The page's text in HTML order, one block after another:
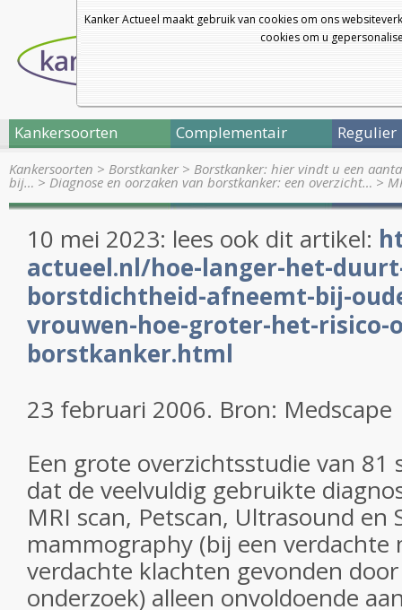
Kanker Actueel maakt gebruik van cookies om ons
cookies om u
Kankersoorten Complementair Regulier
Kankersoorten > Borstkanker> Borstkanker: hier vindt u een
bij… > Diagnose en oorzaken van borstkanker: een overzicht… >
10 mei 2023: lees ook dit artikel:
actueel.nl/hoe-langer-het-
borstdichtheid-afneemt-bij-
vrouwen-hoe-groter-het-risico-
borstkanker.html
23 februari 2006. Bron: Medscape
Een grote overzichtsstudie van
dat de veelvuldig gebruikte
MRI scan, Petscan, Ultrasound en
mammography (bij een
verdachte klachten gevonden
onderzoek) alleen onvoldoende